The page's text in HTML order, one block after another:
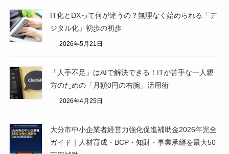
IT化とDXって何が違うの？無理なく始められる「デ
ジタル化」初歩の初歩
2026年5月21日
「人手不足」はAIで解決できる！ITが苦手な一人親
方のための「月額0円の右腕」活用術
2026年4月25日
大分市中小企業者経営力強化促進補助金2026年完全
ガイド｜人材育成・BCP・知財・事業承継を最大50